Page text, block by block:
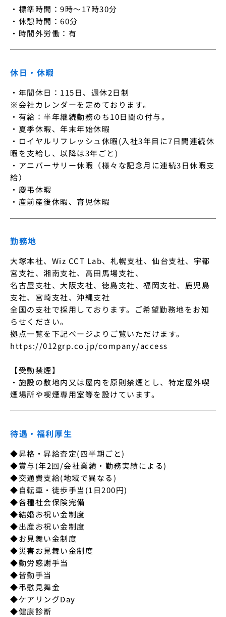
・標準時間：9時～17時30分
・休憩時間：60分
・時間外労働：有
休日・休暇
・年間休日：115日、週休2日制
※会社カレンダーを定めております。
・有給：半年継続勤務のち10日間の付与。
・夏季休暇、年末年始休暇
・ロイヤルリフレッシュ休暇(入社3年目に7日間連続休
暇を支給し、以降は3年ごと)
・アニバーサリー休暇（様々な記念月に連続3日休暇支
給）
・慶弔休暇
・産前産後休暇、育児休暇
勤務地
大塚本社、Wiz CCT Lab、札幌支社、仙台支社、宇都
宮支社、湘南支社、高田馬場支社、
名古屋支社、大阪支社、徳島支社、福岡支社、鹿児島
支社、宮崎支社、沖縄支社
全国の支社で採用しております。ご希望勤務地をお知
らせください。
拠点一覧を下記ページよりご覧いただけます。
https://012grp.co.jp/company/access
【受動禁煙】
・施設の敷地内又は屋内を原則禁煙とし、特定屋外喫
煙場所や喫煙専用室等を設けています。
待遇・福利厚生
◆昇格・昇給査定(四半期ごと)
◆賞与(年2回/会社業績・勤務実績による)
◆交通費支給(地域で異なる)
◆自転車・徒歩手当(1日200円)
◆各種社会保険完備
◆結婚お祝い金制度
◆出産お祝い金制度
◆お見舞い金制度
◆災害お見舞い金制度
◆勤労感謝手当
◆皆勤手当
◆弔慰見舞金
◆ケアリングDay
◆健康診断